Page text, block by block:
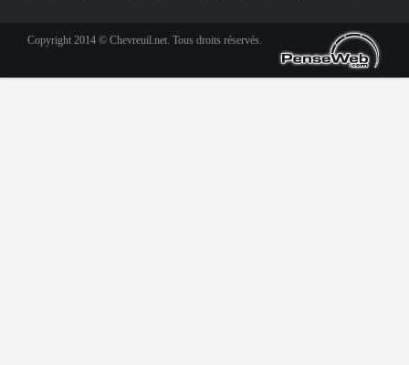
Copyright 2014 © Chevreuil.net. Tous droits réservés.